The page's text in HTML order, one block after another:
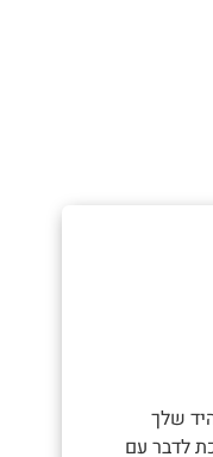
שלך
לדבר עם